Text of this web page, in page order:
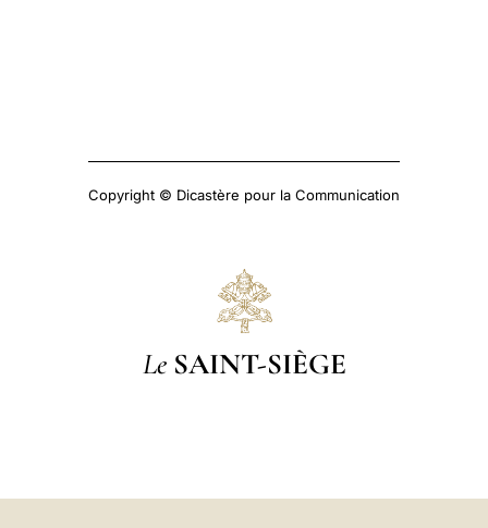
Copyright © Dicastère pour la Communication
Le SAINT-SIÈGE